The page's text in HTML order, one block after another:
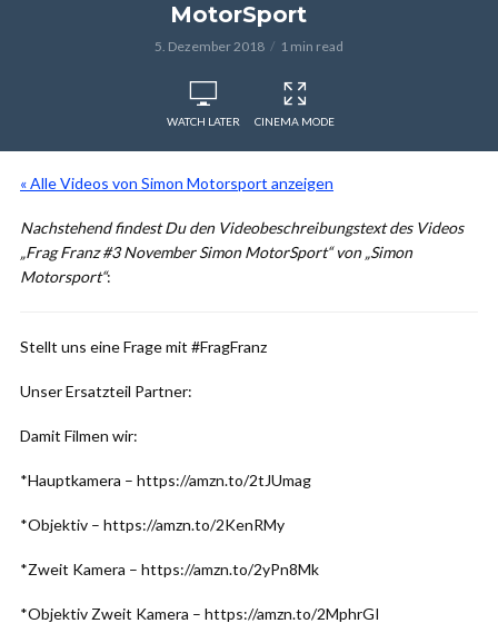
MotorSport
5. Dezember 2018 1 min read
WATCH LATER CINEMA MODE
« Alle Videos von Simon Motorsport anzeigen
Nachstehend findest Du den Videobeschreibungstext des Videos
„Frag Franz #3 November Simon MotorSport“ von „Simon
Motorsport“:
Stellt uns eine Frage mit #FragFranz
Unser Ersatzteil Partner:
Damit Filmen wir:
*Hauptkamera – https://amzn.to/2tJUmag
*Objektiv – https://amzn.to/2KenRMy
*Zweit Kamera – https://amzn.to/2yPn8Mk
*Objektiv Zweit Kamera – https://amzn.to/2MphrGI